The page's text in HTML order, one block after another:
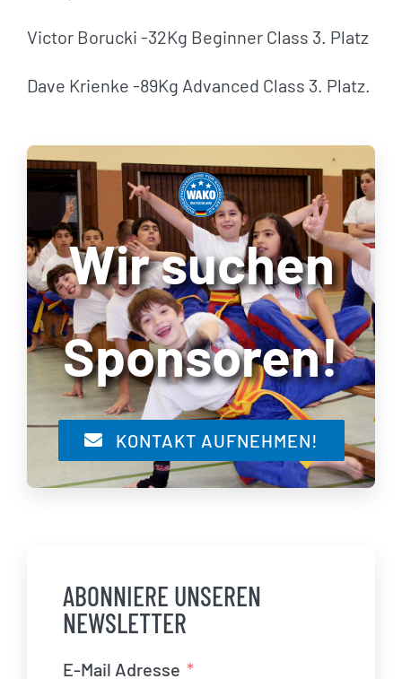
Victor Borucki -32Kg Beginner Class 3. Platz
Dave Krienke -89Kg Advanced Class 3. Platz.
Wir suchen
Sponsoren!
KONTAKT AUFNEHMEN!
ABONNIERE UNSEREN
NEWSLETTER
E-Mail Adresse